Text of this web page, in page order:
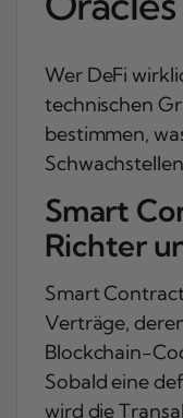
Wer DeFi
technischen
bestimmen,
Smart
Richter
Smart
Verträge,
Blockchain-
Sobald eine
wird die